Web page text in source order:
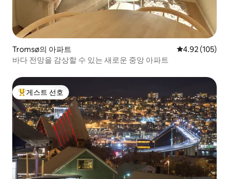
Tromsø의 아파트 평점 4.92점(5
4.92 (105)
바다 전망을 감상할 수 있는 새로운 중앙 아파트
상위 게스트 선호
게스트 선호